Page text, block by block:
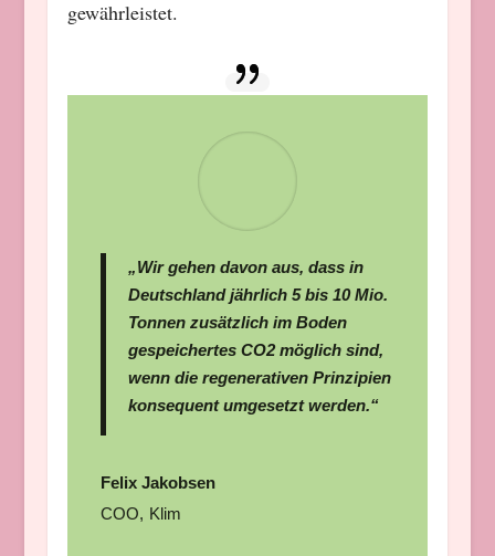
gewährleistet.
„Wir gehen davon aus, dass in
Deutschland jährlich 5 bis 10 Mio.
Tonnen zusätzlich im Boden
gespeichertes CO2 möglich sind,
wenn die regenerativen Prinzipien
konsequent umgesetzt werden.“
Felix Jakobsen
COO, Klim